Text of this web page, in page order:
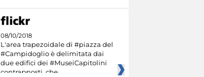
08/10/2018
L'area trapezoidale di #piazza del
#Campidoglio è delimitata dai
due edifici dei #MuseiCapitolini
contrapposti, che